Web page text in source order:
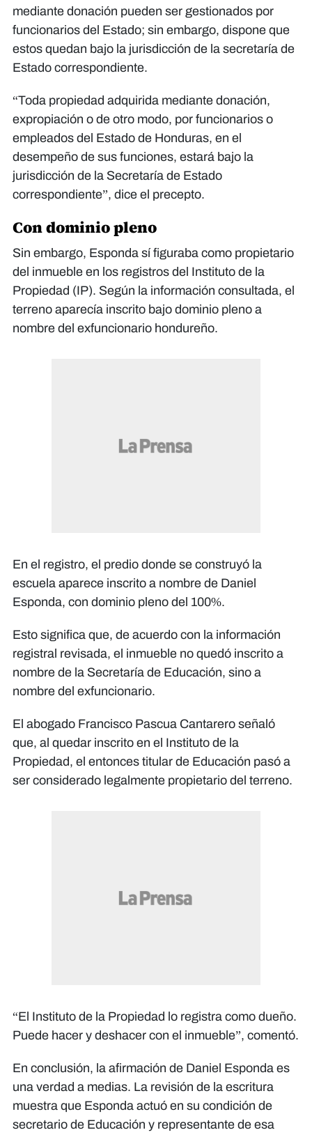
mediante donación pueden ser gestionados por
funcionarios del Estado; sin embargo, dispone que
estos quedan bajo la jurisdicción de la secretaría de
Estado correspondiente.
“Toda propiedad adquirida mediante donación,
expropiación o de otro modo, por funcionarios o
empleados del Estado de Honduras, en el
desempeño de sus funciones, estará bajo la
jurisdicción de la Secretaría de Estado
correspondiente”, dice el precepto.
Con dominio pleno
Sin embargo, Esponda sí figuraba como propietario
del inmueble en los registros del Instituto de la
Propiedad (IP). Según la información consultada, el
terreno aparecía inscrito bajo dominio pleno a
nombre del exfuncionario hondureño.
En el registro, el predio donde se construyó la
escuela aparece inscrito a nombre de Daniel
Esponda, con dominio pleno del 100%.
Esto significa que, de acuerdo con la información
registral revisada, el inmueble no quedó inscrito a
nombre de la Secretaría de Educación, sino a
nombre del exfuncionario.
El abogado Francisco Pascua Cantarero señaló
que, al quedar inscrito en el Instituto de la
Propiedad, el entonces titular de Educación pasó a
ser considerado legalmente propietario del terreno.
“El Instituto de la Propiedad lo registra como dueño.
Puede hacer y deshacer con el inmueble”, comentó.
En conclusión, la afirmación de Daniel Esponda es
una verdad a medias. La revisión de la escritura
muestra que Esponda actuó en su condición de
secretario de Educación y representante de esa